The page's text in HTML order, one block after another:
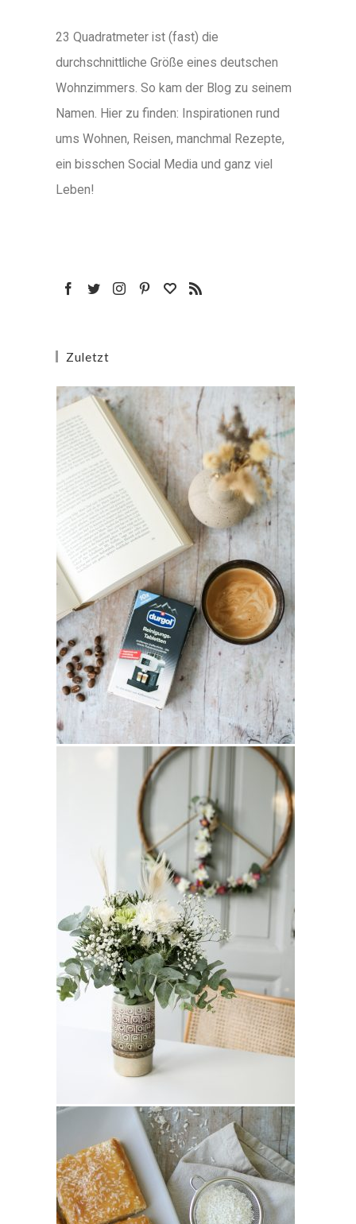
23 Quadratmeter ist (fast) die
durchschnittliche Größe eines deutschen
Wohnzimmers. So kam der Blog zu seinem
Namen. Hier zu finden: Inspirationen rund
ums Wohnen, Reisen, manchmal Rezepte,
ein bisschen Social Media und ganz viel
Leben!
Zuletzt